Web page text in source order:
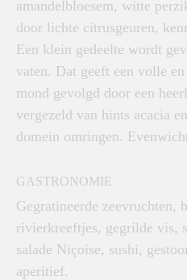
amandelbloesem, witte
door lichte citrusgeuren,
Een klein gedeelte wordt
vaten. Dat geeft een volle
mond gevolgd door een
vergezeld van hints acacia
domein omringen.
GASTRONOMIE
Gegratineerde zeevruchten,
rivierkreeftjes, gegrilde vis,
salade Niçoise, sushi,
aperitief.